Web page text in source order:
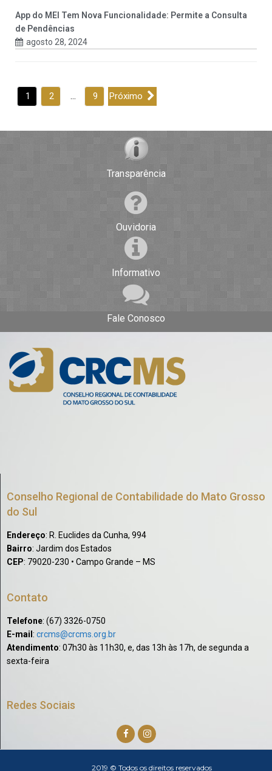
App do MEI Tem Nova Funcionalidade: Permite a Consulta
de Pendências
agosto 28, 2024
1 2 … 9 Próximo
Transparência
Ouvidoria
Informativo
Fale Conosco
Conselho Regional de Contabilidade do Mato Grosso
do Sul
Endereço: R. Euclides da Cunha, 994
Bairro: Jardim dos Estados
CEP: 79020-230 • Campo Grande – MS
Contato
Telefone: (67) 3326-0750​
E-mail: crcms@crcms.org.br
Atendimento: 07h30 às 11h30, e, das 13h às 17h, de segunda a
sexta-feira
Redes Sociais
2019 © Todos os direitos reservados